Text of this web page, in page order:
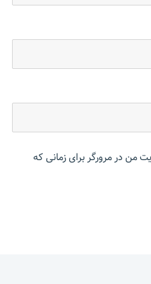
من در مرورگر برای زمانی که